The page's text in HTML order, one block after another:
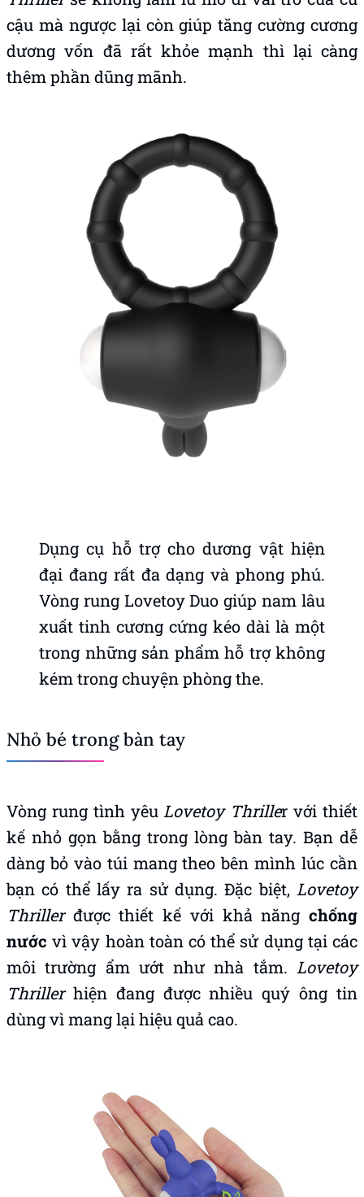
cậu mà ngược lại còn giúp tăng cường cương
dương vốn đã rất khỏe mạnh thì lại càng
thêm phần dũng mãnh.
Dụng cụ hỗ trợ cho dương vật hiện
đại đang rất đa dạng và phong phú.
Vòng rung Lovetoy Duo giúp nam lâu
xuất tinh cương cứng kéo dài là một
trong những sản phẩm hỗ trợ không
kém trong chuyện phòng the.
Nhỏ bé trong bàn tay
Vòng rung tình yêuLovetoy Thriller với thiết
kế nhỏ gọn bằng trong lòng bàn tay. Bạn dễ
dàng bỏ vào túi mang theo bên mình lúc cần
bạn có thể lấy ra sử dụng. Đặc biệt, Lovetoy
Thrillerđược thiết kế với khả năng chống
nước vì vậy hoàn toàn có thể sử dụng tại các
môi trường ẩm ướt như nhà tắm. Lovetoy
Thrillerhiện đang được nhiều quý ông tin
dùng vì mang lại hiệu quả cao.